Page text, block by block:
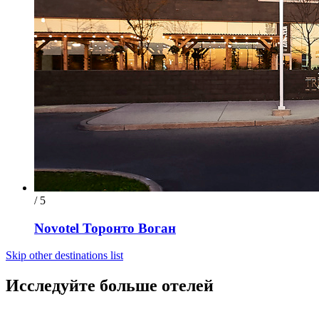
/ 5
Novotel Торонто Воган
Skip other destinations list
Исследуйте больше отелей